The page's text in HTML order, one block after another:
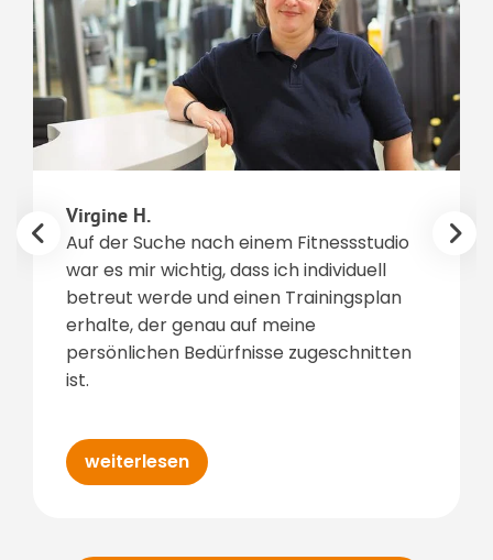
Virgine H.
Auf der Suche nach einem Fitnessstudio
war es mir wichtig, dass ich individuell
betreut werde und einen Trainingsplan
erhalte, der genau auf meine
persönlichen Bedürfnisse zugeschnitten
ist.
weiterlesen